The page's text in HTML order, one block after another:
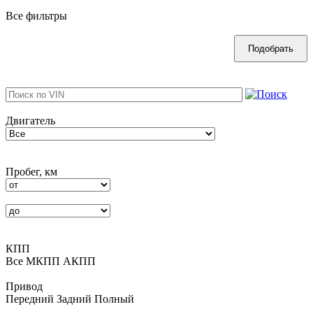
Все фильтры
Двигатель
Пробег, км
КПП
Все MКПП АКПП
Привод
Передний Задний Полный